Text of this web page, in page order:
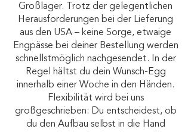
Großlager. Trotz der gelegentlichen
Herausforderungen bei der Lieferung
aus den USA – keine Sorge, etwaige
Engpässe bei deiner Bestellung werden
schnellstmöglich nachgesendet. In der
Regel hältst du dein Wunsch-Egg
innerhalb einer Woche in den Händen.
Flexibilität wird bei uns
großgeschrieben: Du entscheidest, ob
du den Aufbau selbst in die Hand